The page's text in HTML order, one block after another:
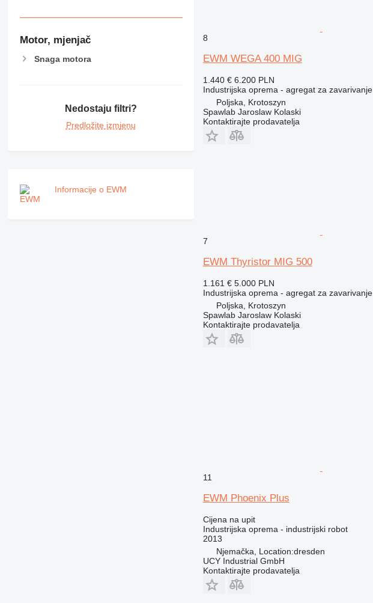
Motor, mjenjač
Snaga motora
Nedostaju filtri?
Predložite izmjenu
Informacije o EWM
8
EWM WEGA 400 MIG
1.440 € 6.200 PLN
Industrijska oprema - agregat za zavarivanje
Poljska, Krotoszyn
Spawlab Jaroslaw Kolaski
Kontaktirajte prodavatelja
7
EWM Thyristor MIG 500
1.161 € 5.000 PLN
Industrijska oprema - agregat za zavarivanje
Poljska, Krotoszyn
Spawlab Jaroslaw Kolaski
Kontaktirajte prodavatelja
11
EWM Phoenix Plus
Cijena na upit
Industrijska oprema - industrijski robot
2013
Njemačka, Location:dresden
UCY Industrial GmbH
Kontaktirajte prodavatelja